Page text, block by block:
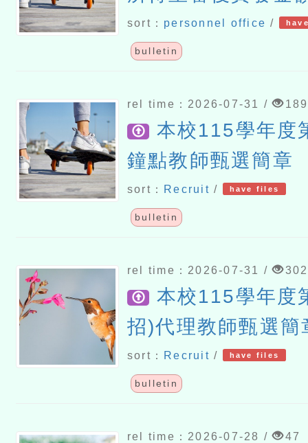
請各機關學校轉知
多加利用一案
sort： personnel office /
bulletin
rel time：2026-07-31 / 189
本校115學年度
鐘點教師甄選簡章
sort： Recruit / have files
bulletin
rel time：2026-07-31 / 302
本校115學年度
招)代理教師甄選簡
sort： Recruit / have files
bulletin
rel time：2026-07-28 / 47